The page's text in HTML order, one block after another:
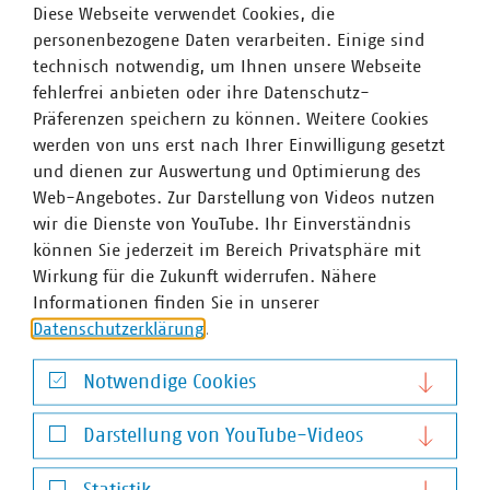
tagt normalerweise drei Mal im Jahr.
Der Verband kommunaler Unternehmen e. V. (VKU)
vertritt über 1.500 Stadtwerke und
kommunalwirtschaftliche Unternehmen in den Bereichen
Energie, Wasser/Abwasser, Abfallwirtschaft sowie
Telekommunikation. Mit rund 283.000 Beschäftigten
wurden 2019 Umsatzerlöse von 123 Milliarden Euro
erwirtschaftet und mehr als 13 Milliarden Euro investiert.
Im Endkundensegment haben die VKU-
Mitgliedsunternehmen signifikante Marktanteile in
zentralen Ver- und Entsorgungsbereichen: Strom 62
Prozent, Gas 67 Prozent, Trinkwasser 91 Prozent, Wärme
79 Prozent, Abwasser 45 Prozent. Sie entsorgen jeden Tag
Diese Webseite verwendet Cookies, die
personenbezogene Daten verarbeiten. Einige sind
technisch notwendig, um Ihnen unsere Webseite
fehlerfrei anbieten oder ihre Datenschutz-
Präferenzen speichern zu können. Weitere Cookies
werden von uns erst nach Ihrer Einwilligung gesetzt
und dienen zur Auswertung und Optimierung des
Web-Angebotes. Zur Darstellung von Videos nutzen
wir die Dienste von YouTube. Ihr Einverständnis
können Sie jederzeit im Bereich Privatsphäre mit
Wirkung für die Zukunft widerrufen. Nähere
Informationen finden Sie in unserer
Datenschutzerklärung
Notwendige Cookies
Notwendige Cookies
Darstellung von YouTube-Videos
Darstellung von YouTube-Videos